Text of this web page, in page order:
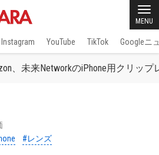
MENU
Instagram YouTube TikTok Googleニ
、未来NetworkのiPhone用クリッ
#レンズ